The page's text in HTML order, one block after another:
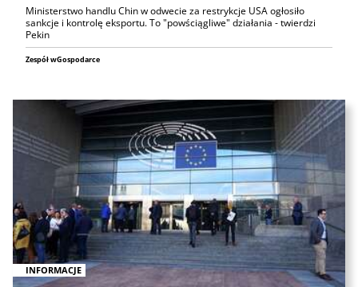
Ministerstwo handlu Chin w odwecie za restrykcje USA ogłosiło
sankcje i kontrolę eksportu. To "powściągliwe" działania - twierdzi
Pekin
Zespół wGospodarce
INFORMACJE